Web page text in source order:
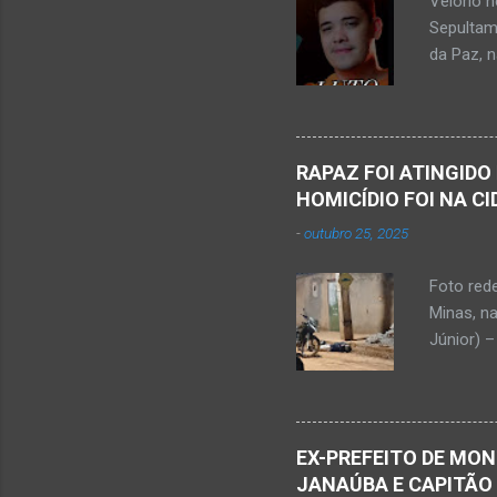
Minas.
Rosa,
da Paz,
desse
Nardone
Sílvio da
desde
Que o
RAPAZ FOI
HOMICÍDIO FOI NA
-outubro 25, 2025
Foto
Minas,
Júnior)
Serra
Polícia
EX-PREFEITO DE
JANAÚBA E CAPITÃO